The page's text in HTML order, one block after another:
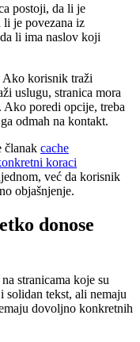
postoji, da li je
li je povezana iz
li ima naslov koji
Ako korisnik traži
uslugu, stranica mora
Ako poredi opcije, treba
odmah na kontakt.
članak cache
koraci
već da korisnik
objašnjenje.
donose
stranicama koje su
solidan tekst, ali nemaju
dovoljno konkretnih